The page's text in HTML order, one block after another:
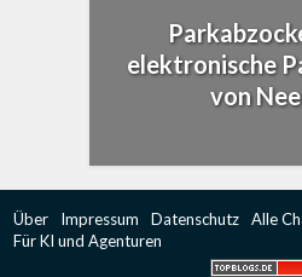
elektronische
von
Über Impressum Datenschutz Alle
Für KI und Agenturen